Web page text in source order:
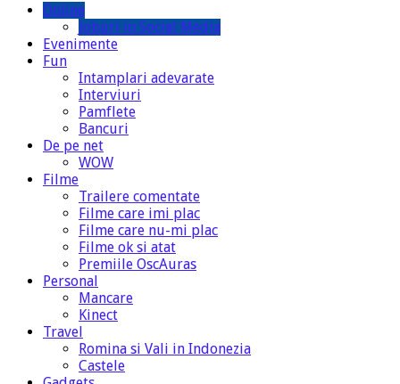
Online
Joburi in Social Media
Evenimente
Fun
Intamplari adevarate
Interviuri
Pamflete
Bancuri
De pe net
WOW
Filme
Trailere comentate
Filme care imi plac
Filme care nu-mi plac
Filme ok si atat
Premiile OscAuras
Personal
Mancare
Kinect
Travel
Romina si Vali in Indonezia
Castele